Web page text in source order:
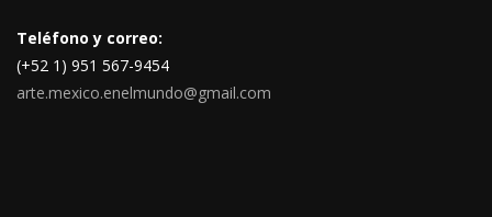
Teléfono y correo:
(+52 1) 951 567-9454
arte.mexico.enelmundo@gmail.com